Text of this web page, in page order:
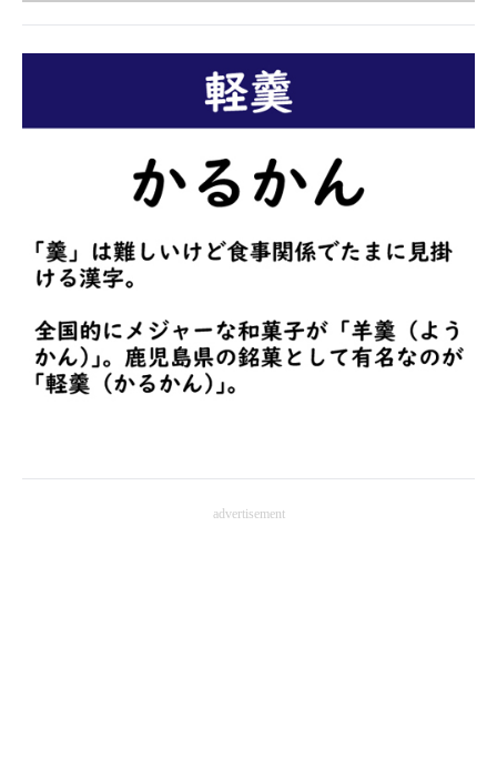
進化するPCとデバイスの未来
ビジネスと働き方のヒント
企業ITのトレンドを詳説
経営リーダーのコミュニティ
マーケ×ITの今がよく分かる
IT製品の技術・比較・事例advertisement